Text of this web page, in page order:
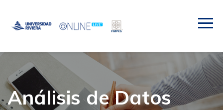
Análisis de Datos